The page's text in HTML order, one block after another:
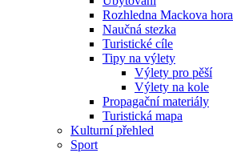
Rozhledna Mackova hora
Naučná stezka
Turistické cíle
Tipy na výlety
Výlety pro pěší
Výlety na kole
Propagační materiály
Turistická mapa
Kulturní přehled
Sport